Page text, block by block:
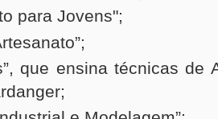
para Jovens";
que ensina técnicas de